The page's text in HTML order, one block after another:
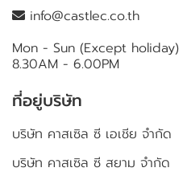
info@castlec.co.th
Mon - Sun (Except holiday)
8.30AM - 6.00PM
ที่อยู่บริษัท
บริษัท คาสเซิล ซี เอเชีย จำกัด
บริษัท คาสเซิล ซี สยาม จำกัด